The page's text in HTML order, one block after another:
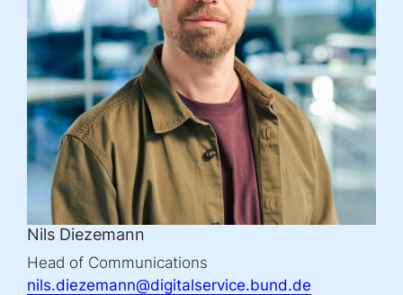
Nils Diezemann
Head of Communications
nils.diezemann@digitalservice.bund.de